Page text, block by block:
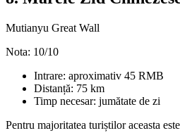
Mutianyu Great Wall
Nota: 10/10
Intrare: aproximativ 45 RMB
Distanță: 75 km
Timp necesar: jumătate de zi
Pentru majoritatea turiștilor aceasta